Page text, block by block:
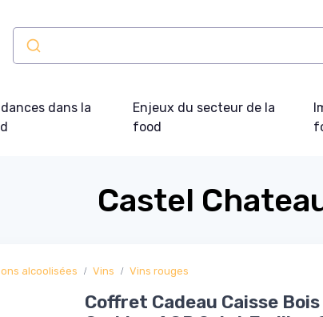
dans la
Enjeux du secteur de la
food
Castel
alcoolisées Vins Vins rouges
Coffret Cadeau Caisse